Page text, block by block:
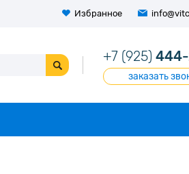
Избранное
+7 (925)
заказать